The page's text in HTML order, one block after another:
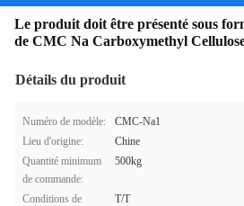
Le produit doit être présenté sous
de CMC Na Carboxymethyl
Détails du produit
Numéro de modèle:
CMC-Na1
Lieu d'origine:
Chine
Quantité minimum
de commande:
500kg
Conditions de
T/T